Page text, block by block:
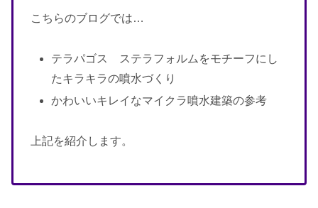
こちらのブログでは…
テラパゴス ステラフォルムをモチーフにし
たキラキラの噴水づくり
かわいいキレイなマイクラ噴水建築の参考
上記を紹介します。